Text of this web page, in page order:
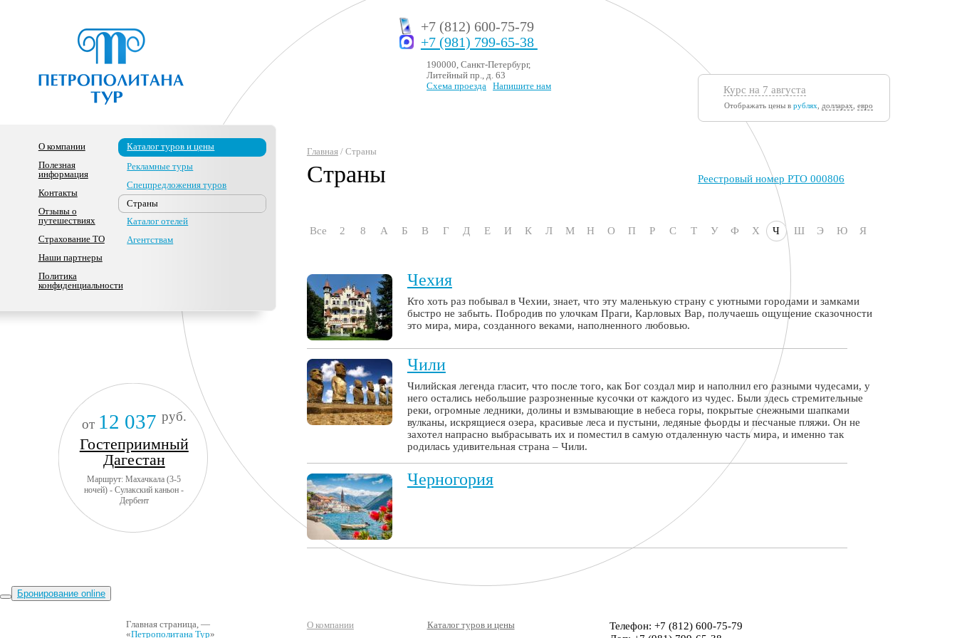
+7 (812) 600-75-79
+7 (981) 799-65-38
190000, Санкт-Петербург,
Литейный пр., д. 63
Схема проезда
Напишите нам Курс на 7 августа
Отображать цены в рублях долларах евро
О компании
Полезная
информация
Контакты
Отзывы о
путешествиях
Страхование ТО
Наши партнеры
Политика
конфиденциальности
Каталог туров и цены
Рекламные туры
Спецпредложения туров
Страны
Каталог отелей
Агентствам
от 12 037 руб.
Гостеприимный
Дагестан
Маршрут: Махачкала (3-5
ночей) - Сулакский каньон -
Дербент
Реестровый номер РТО 000806
Главная/ Страны
Страны
Все 2 8 А Б В Г Д Е И К Л М Н О П Р С Т У Ф Х Ч Ш Э Ю Я
Чехия
Кто хоть раз побывал в Чехии, знает, что эту маленькую страну с уютными городами и замками
быстро не забыть. Побродив по улочкам Праги, Карловых Вар, получаешь ощущение сказочности
это мира, мира, созданного веками, наполненного любовью.
Чили
Чилийская легенда гласит, что после того, как Бог создал мир и наполнил его разными чудесами, у
него остались небольшие разрозненные кусочки от каждого из чудес. Были здесь стремительные
реки, огромные ледники, долины и взмывающие в небеса горы, покрытые снежными шапками
вулканы, искрящиеся озера, красивые леса и пустыни, ледяные фьорды и песчаные пляжи. Он не
захотел напрасно выбрасывать их и поместил в самую отдаленную часть мира, и именно так
родилась удивительная страна – Чили.
Черногория
Главная страница, —
«Петрополитана Тур»
О компании Каталог туров и цены
Телефон: +7 (812) 600-75-79
Бронирование online